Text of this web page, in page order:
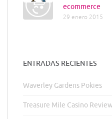
ecommerce
29 enero 2015
ENTRADAS RECIENTES
Waverley Gardens Pokies
Treasure Mile Casino